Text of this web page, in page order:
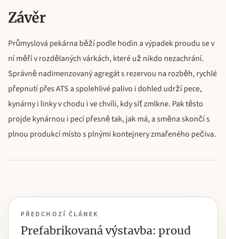
Závěr
Průmyslová pekárna běží podle hodin a výpadek proudu se v
ní měří v rozdělaných várkách, které už nikdo nezachrání.
Správně nadimenzovaný agregát s rezervou na rozběh, rychlé
přepnutí přes ATS a spolehlivé palivo i dohled udrží pece,
kynárny i linky v chodu i ve chvíli, kdy síť zmlkne. Pak těsto
projde kynárnou i pecí přesně tak, jak má, a směna skončí s
plnou produkcí místo s plnými kontejnery zmařeného pečiva.
PŘEDCHOZÍ ČLÁNEK
Prefabrikovaná výstavba: proud